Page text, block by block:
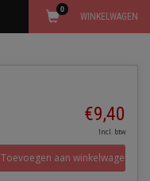
WINKELWAGEN
0
€9,40
Incl. btw
Toevoegen aan winkelwagen